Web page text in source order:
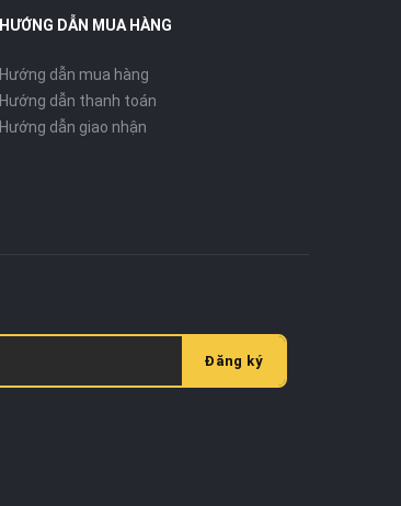
HƯỚNG DẪN MUA HÀNG
Hướng dẫn mua hàng
Hướng dẫn thanh toán
Hướng dẫn giao nhận
Đăng ký